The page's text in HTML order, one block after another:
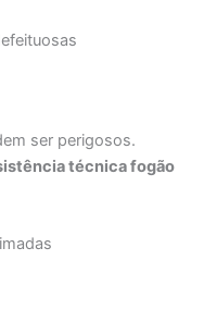
ser perigosos.
técnica fogão